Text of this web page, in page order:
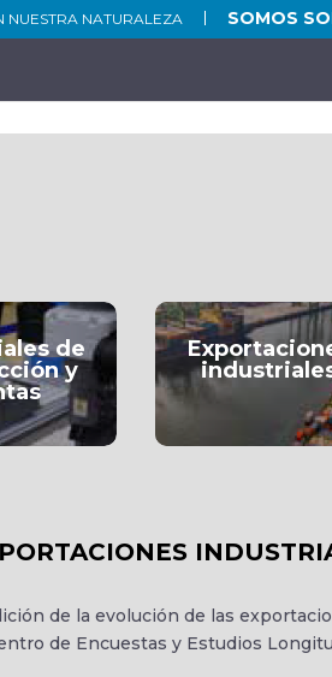
NUESTRA NATURALEZA SOMOS
de
y
de la evolución de las
de Encuestas y Estudios